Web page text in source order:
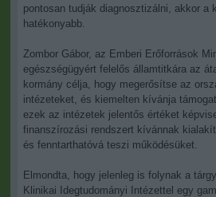
pontosan tudják diagnosztizálni, akkor a
hatékonyabb.
Zombor Gábor, az Emberi Erőforrások
egészségügyért felelős államtitkára az
kormány célja, hogy megerősítse az
intézeteket, és kiemelten kívánja
ezek az intézetek jelentős értéket
finanszírozási rendszert kívánnak
és fenntarthatóvá teszi működésüket.
Elmondta, hogy jelenleg is folynak a
Klinikai Idegtudományi Intézettel egy